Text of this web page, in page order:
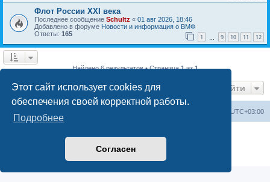
Этот сайт использует cookies для
обеспечения своей корректной работы.
Подробнее
Согласен
Флот России ХХI века
Последнее сообщение Schultz « 01 авг 2026, 18:46
Добавлено в форуме Новости и информация о ВМФ
Ответы: 165 1 9 10 11 12
Найдено 6 результатов • Страница1из1
Перейти
UTC+03:00